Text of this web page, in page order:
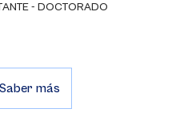
- DOCTORADO
Saber más